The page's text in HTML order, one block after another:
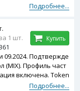
Подробнее...
09.2024. Подтвержде
(MIX). Профиль част
включена. Token
Подробнее...
1 шт.
Купить